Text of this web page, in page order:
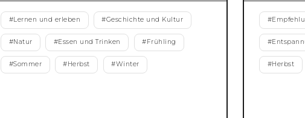
#Lernen und erleben #Geschichte und Kultur
#Natur #Essen und Trinken #Frühling
#Sommer #Herbst #Winter
#
#
#Herbst